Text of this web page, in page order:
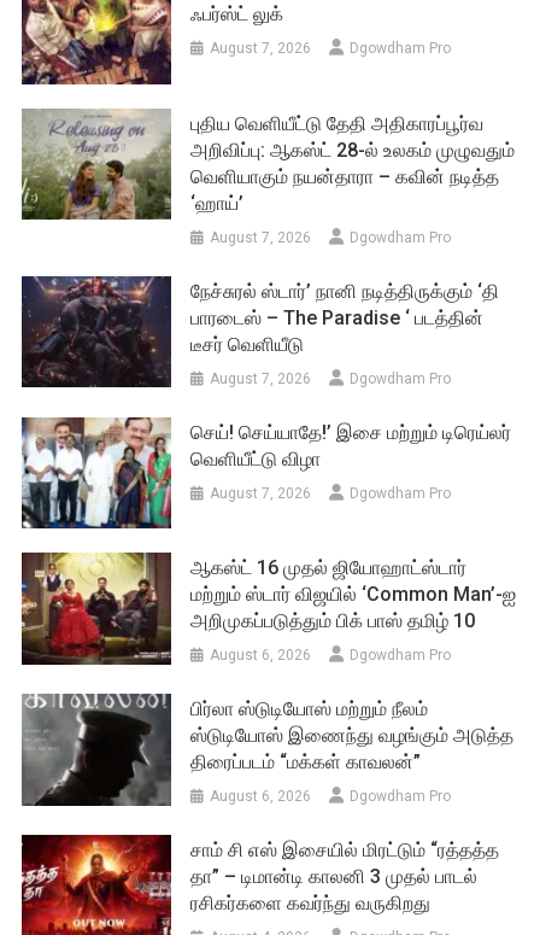
ஃபர்ஸ்ட் லுக்
August 7, 2026 Dgowdham Pro
புதிய வெளியீட்டு தேதி அதிகாரப்பூர்வ
அறிவிப்பு: ஆகஸ்ட் 28-ல் உலகம் முழுவதும்
வெளியாகும் நயன்தாரா – கவின் நடித்த
‘ஹாய்’
August 7, 2026 Dgowdham Pro
நேச்சுரல் ஸ்டார்’ நானி நடித்திருக்கும் ‘தி
பாரடைஸ் – The Paradise ‘ படத்தின்
டீசர் வெளியீடு
August 7, 2026 Dgowdham Pro
செய்! செய்யாதே!’ இசை மற்றும் டிரெய்லர்
வெளியீட்டு விழா
August 7, 2026 Dgowdham Pro
ஆகஸ்ட் 16 முதல் ஜியோஹாட்ஸ்டார்
மற்றும் ஸ்டார் விஜயில் ‘Common Man’-ஐ
அறிமுகப்படுத்தும் பிக் பாஸ் தமிழ் 10
August 6, 2026 Dgowdham Pro
பிர்லா ஸ்டுடியோஸ் மற்றும் நீலம்
ஸ்டுடியோஸ் இணைந்து வழங்கும் அடுத்த
திரைப்படம் “மக்கள் காவலன்”
August 6, 2026 Dgowdham Pro
சாம் சி எஸ் இசையில் மிரட்டும் “ரத்தத்த
தா” – டிமான்டி காலனி 3 முதல் பாடல்
ரசிகர்களை கவர்ந்து வருகிறது